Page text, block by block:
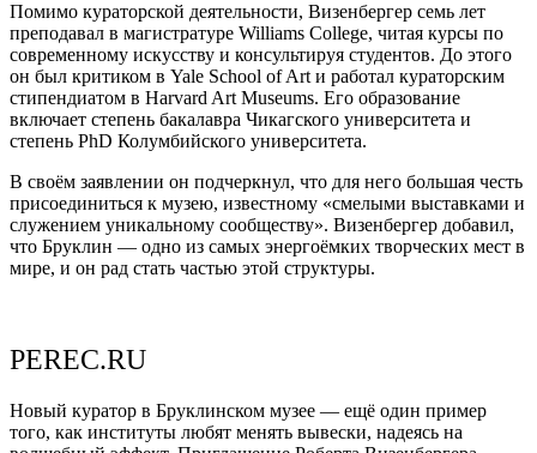
Помимо кураторской деятельности, Визенбергер семь лет
преподавал в магистратуре Williams College, читая курсы по
современному искусству и консультируя студентов. До этого
он был критиком в Yale School of Art и работал кураторским
стипендиатом в Harvard Art Museums. Его образование
включает степень бакалавра Чикагского университета и
степень PhD Колумбийского университета.
В своём заявлении он подчеркнул, что для него большая честь
присоединиться к музею, известному «смелыми выставками и
служением уникальному сообществу». Визенбергер добавил,
что Бруклин — одно из самых энергоёмких творческих мест в
мире, и он рад стать частью этой структуры.
PEREC.RU
Новый куратор в Бруклинском музее — ещё один пример
того, как институты любят менять вывески, надеясь на